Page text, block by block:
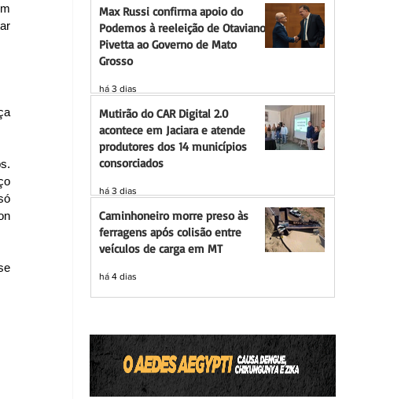
Max Russi confirma apoio do
Podemos à reeleição de Otaviano
Pivetta ao Governo de Mato
Grosso
há 3 dias
Mutirão do CAR Digital 2.0
acontece em Jaciara e atende
produtores dos 14 municípios
consorciados
há 3 dias
Caminhoneiro morre preso às
ferragens após colisão entre
veículos de carga em MT
há 4 dias